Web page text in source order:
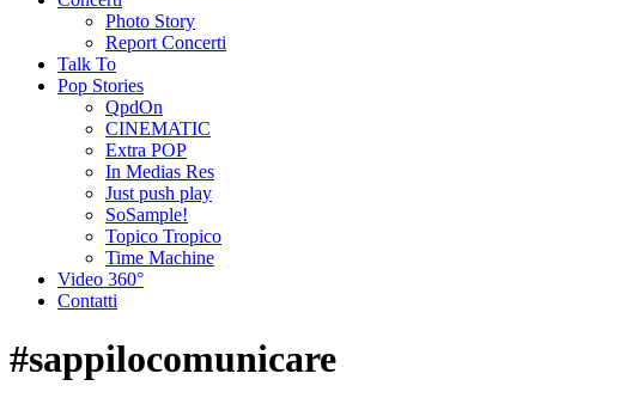
Photo Story
Report Concerti
Talk To
Pop Stories
QpdOn
CINEMATIC
Extra POP
In Medias Res
Just push play
SoSample!
Topico Tropico
Time Machine
Video 360°
Contatti
#sappilocomunicare